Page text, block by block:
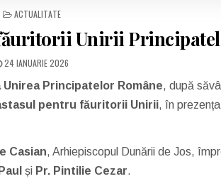
POSTED
ACTUALITATE
Unirii
24 IANUARIE 2026
Unirea Principatelor Române, după
pentru făuritorii Unirii, în
Casian, Arhiepiscopul Dunării de Jos,
și Pr. Pintilie Cezar.